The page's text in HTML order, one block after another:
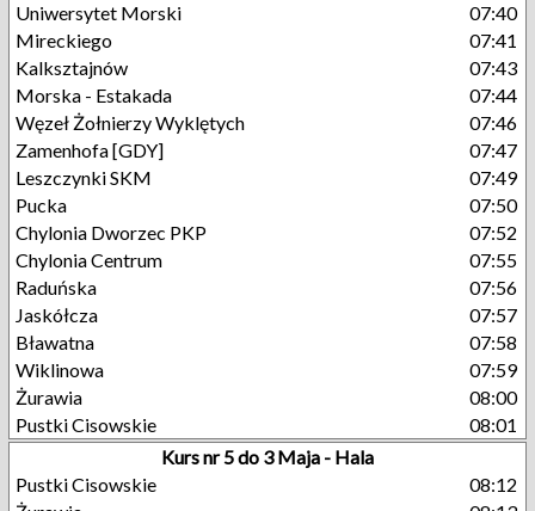
Uniwersytet Morski
07:40
Mireckiego
07:41
Kalksztajnów
07:43
Morska - Estakada
07:44
Węzeł Żołnierzy Wyklętych
07:46
Zamenhofa [GDY]
07:47
Leszczynki SKM
07:49
Pucka
07:50
Chylonia Dworzec PKP
07:52
Chylonia Centrum
07:55
Raduńska
07:56
Jaskółcza
07:57
Bławatna
07:58
Wiklinowa
07:59
Żurawia
08:00
Pustki Cisowskie
08:01
Kurs nr 5 do 3 Maja - Hala
Pustki Cisowskie
08:12